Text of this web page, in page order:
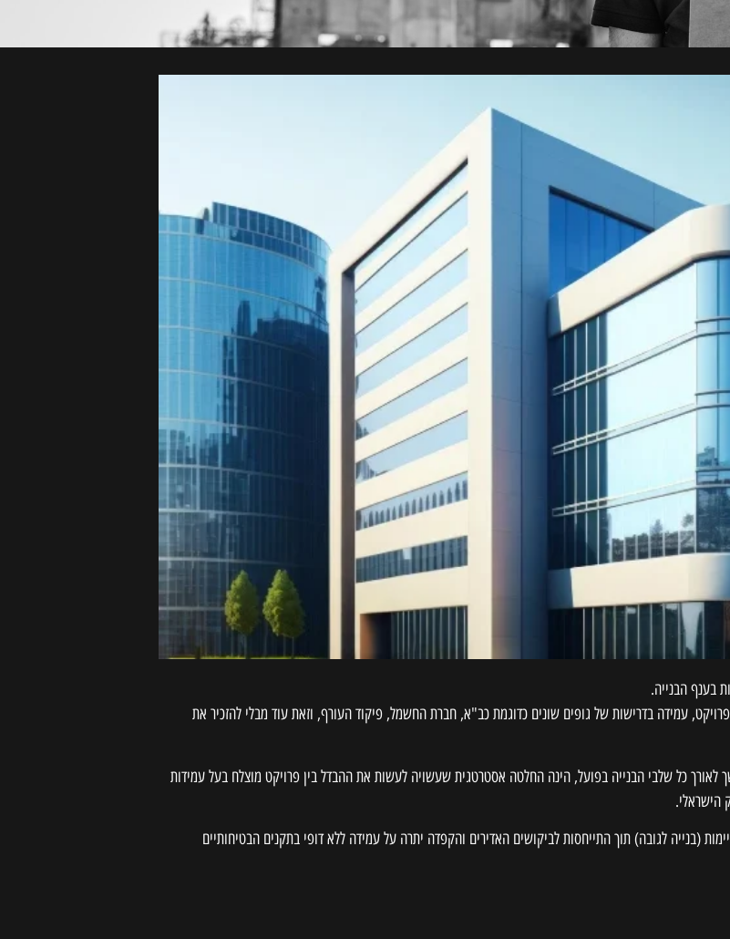
בענף הבנייה.
עמידה בדרישות של גופים שונים כדוגמת כב"א, חברת החשמל, פיקוד העורף, וזאת עוד מבלי להזכיר את
כל שלבי הבנייה בפועל, הינה החלטה אסטרטגית שעשויה לעשות את ההבדל בין פרויקט מוצלח בעל עמידות
הישראלי.
(בנייה לגובה) תוך התייחסות לביקושים האדירים והקפדה יתרה על עמידה ללא דופי בתקנים הבטיחותיים